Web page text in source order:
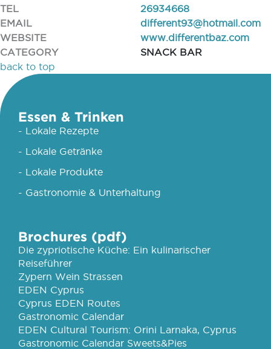
TEL
26934668
EMAIL
different93@hotmail.com
WEBSITE
www.differentbaz.com
CATEGORY
SNACK BAR
back to top
Essen & Trinken
- Lokale Rezepte
- Lokale Getränke
- Lokale Produkte
- Gastronomie & Unterhaltung
Brochures (pdf)
Die zypriotische Küche: Ein kulinarischer
Reiseführer
Zypern Wein Strassen
EDEN Cyprus
Cyprus EDEN Routes
Gastronomic Calendar
EDEN Cultural Tourism: Orini Larnaka, Cyprus
Gastronomic Calendar Sweets&Pies